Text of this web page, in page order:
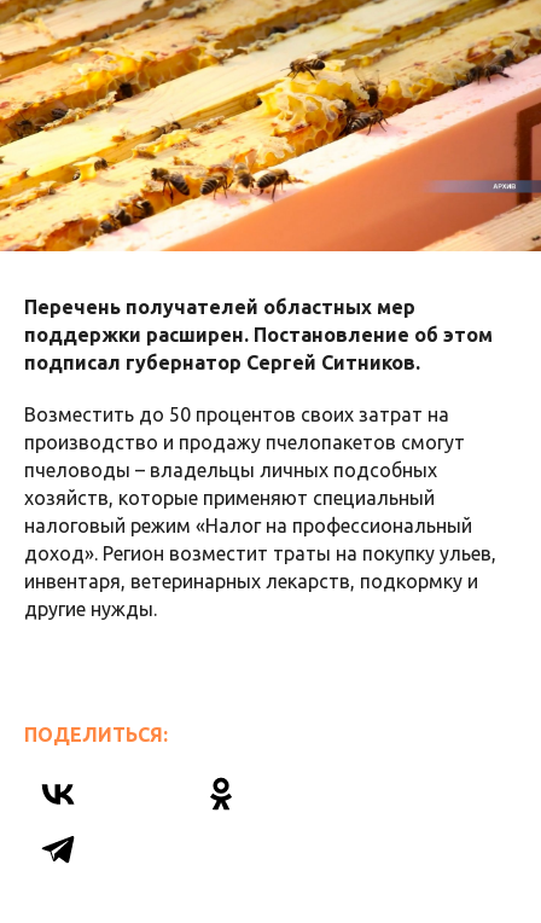
Перечень получателей областных мер
поддержки расширен. Постановление об этом
подписал губернатор Сергей Ситников.
Возместить до 50 процентов своих затрат на
производство и продажу пчелопакетов смогут
пчеловоды – владельцы личных подсобных
хозяйств, которые применяют специальный
налоговый режим «Налог на профессиональный
доход». Регион возместит траты на покупку ульев,
инвентаря, ветеринарных лекарств, подкормку и
другие нужды.
ПОДЕЛИТЬСЯ: